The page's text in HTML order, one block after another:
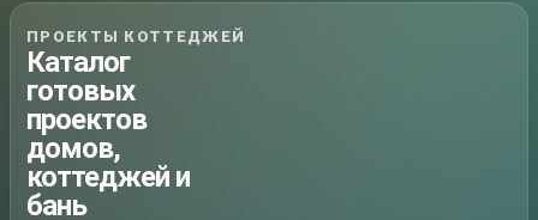
ПРОЕКТЫ КОТТЕДЖЕЙ
Каталог
готовых
проектов
домов,
коттеджей и
бань